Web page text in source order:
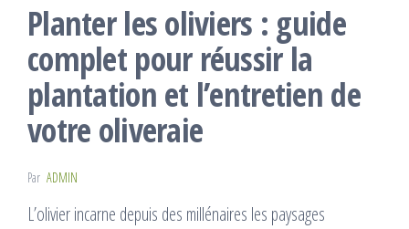
Planter les oliviers : guide
complet pour réussir la
plantation et l’entretien de
votre oliveraie
Par ADMIN
L’olivier incarne depuis des millénaires les paysages